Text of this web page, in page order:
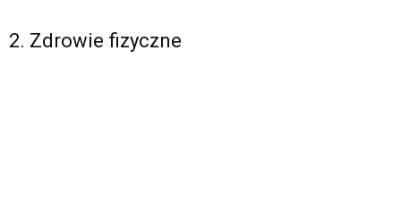
2. Zdrowie fizyczne